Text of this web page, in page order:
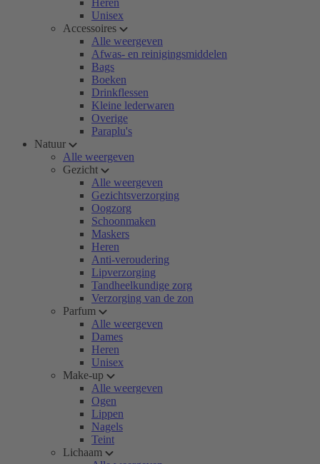
Heren
Unisex
Accessoires
Alle weergeven
Afwas- en reinigingsmiddelen
Bags
Boeken
Drinkflessen
Kleine lederwaren
Overige
Paraplu's
Natuur
Alle weergeven
Gezicht
Alle weergeven
Gezichtsverzorging
Oogzorg
Schoonmaken
Maskers
Heren
Anti-veroudering
Lipverzorging
Tandheelkundige zorg
Verzorging van de zon
Parfum
Alle weergeven
Dames
Heren
Unisex
Make-up
Alle weergeven
Ogen
Lippen
Nagels
Teint
Lichaam